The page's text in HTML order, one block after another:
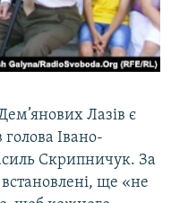
Лазів є
Івано-
Скрипничук. За
ще «не